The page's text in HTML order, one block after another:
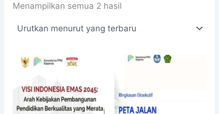
Menampilkan semua 2 hasil
terbaru